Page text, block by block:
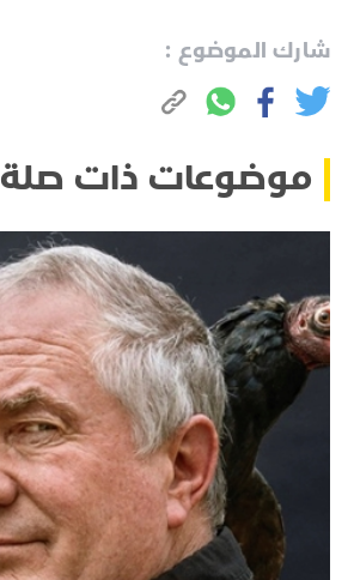
شارك الموضوع :
موضوعات ذات صلة